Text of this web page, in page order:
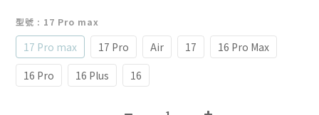
型號 : 17 Pro max
17 Pro max 17 Pro Air 17
16 Pro Max
16 Pro
16 Plus 16